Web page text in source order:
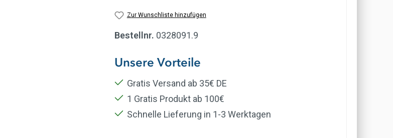
Zur Wunschliste hinzufügen
Bestellnr. 0328091.9
Unsere Vorteile
Gratis Versand ab 35€ DE
1 Gratis Produkt ab 100€
Schnelle Lieferung in 1-3 Werktagen